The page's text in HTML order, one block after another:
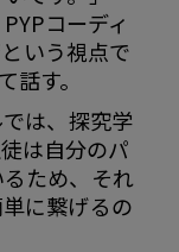
コーディ
いう視点で
す。
は、探究学
は自分のパ
ため、それ
に繋げるの